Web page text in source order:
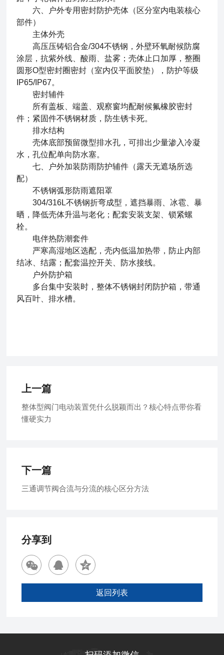
六、户外专用密封防护壳体（区分室内电装核心
部件）
主体外壳
高压压铸铝合金/304不锈钢，外壁环氧耐候防腐
涂层，抗紫外线、酸雨、盐雾；壳体止口加厚，整圈
圆形O型密封圈密封（室内仅平面胶垫），防护等级
IP65/IP67。
密封辅件
所有盖板、端盖、观察窗均配耐候氟橡胶密封
件；紧固件不锈钢材质，防生锈卡死。
排水结构
壳体底部预留微型排水孔，可排出少量渗入冷凝
水，孔位配单向防水塞。
七、户外加装防雨防护辅件（露天无遮场所选
配）
不锈钢弧形防雨遮阳罩
304/316L不锈钢折弯成型，遮挡暴雨、冰雹、暴
晒，降低壳体升温与老化；配套安装支架、锁紧螺
栓。
电伴热防潮套件
严寒高湿地区选配，壳内低温加热带，防止内部
结冰、结露；配套温控开关、防水接线。
户外防护箱
多台集中安装时，整体不锈钢封闭防护箱，带通
风百叶、排水槽。
上一篇
整体型阀门电动装置凭什么脱颖而出？核心特点带你看
懂硬实力
下一篇
三通调节阀合流与分流的核心区分方法
分享到
返回列表